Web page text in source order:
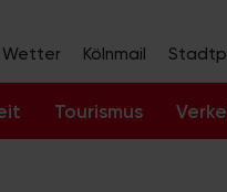
Wetter Kölnmail
Tourismus